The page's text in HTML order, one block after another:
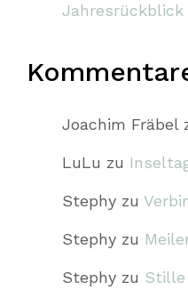
Jahresrückblick
Joachim Fräbel
LuLu zu
Stephy zu
Stephy zu
Stephy zu Stille